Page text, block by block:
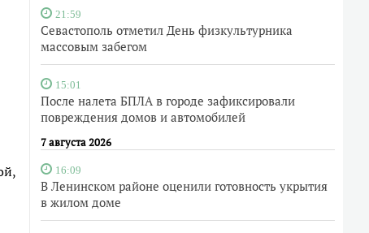
21:59
Севастополь отметил День физкультурника
массовым забегом
15:01
После налета БПЛА в городе зафиксировали
повреждения домов и автомобилей
7 августа 2026
16:09
В Ленинском районе оценили готовность укрытия
в жилом доме